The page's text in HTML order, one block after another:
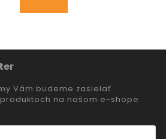
Vám budeme zasielať
na našom e-shope.